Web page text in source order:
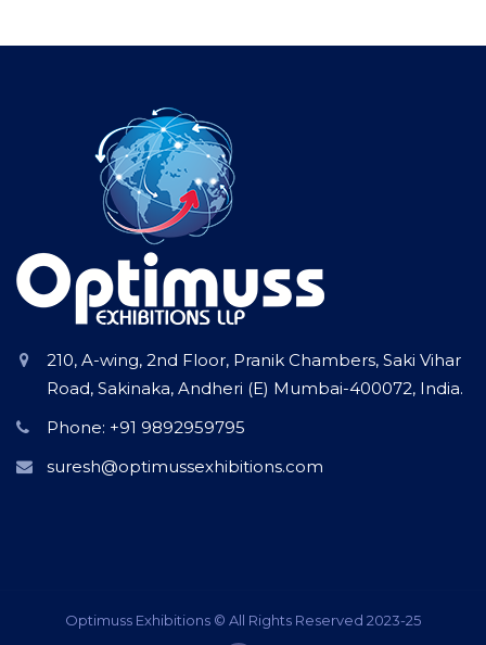
210, A-wing, 2nd Floor, Pranik Chambers, Saki Vihar
Road, Sakinaka, Andheri (E) Mumbai-400072, India.
Phone: +91 9892959795
suresh@optimussexhibitions.com
Optimuss Exhibitions © All Rights Reserved 2023-25